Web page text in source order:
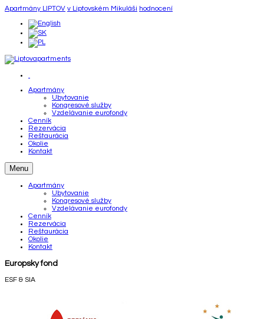
Apartmány LIPTOV v Liptovském Mikuláši hodnocení
Apartmány
Ubytovanie
Kongresové služby
Vzdelávanie eurofondy
Cenník
Rezervácia
Reštaurácia
Okolie
Kontakt
Menu
Apartmány
Ubytovanie
Kongresové služby
Vzdelávanie eurofondy
Cenník
Rezervácia
Reštaurácia
Okolie
Kontakt
Europsky fond
ESF & SIA